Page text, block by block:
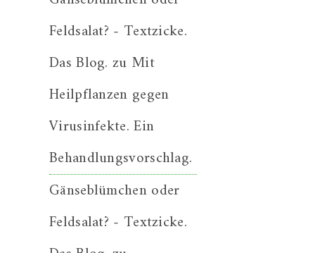
Feldsalat? - Textzicke.
Das Blog. zu Mit
Heilpflanzen gegen
Virusinfekte. Ein
Behandlungsvorschlag.
Gänseblümchen oder
Feldsalat? - Textzicke.